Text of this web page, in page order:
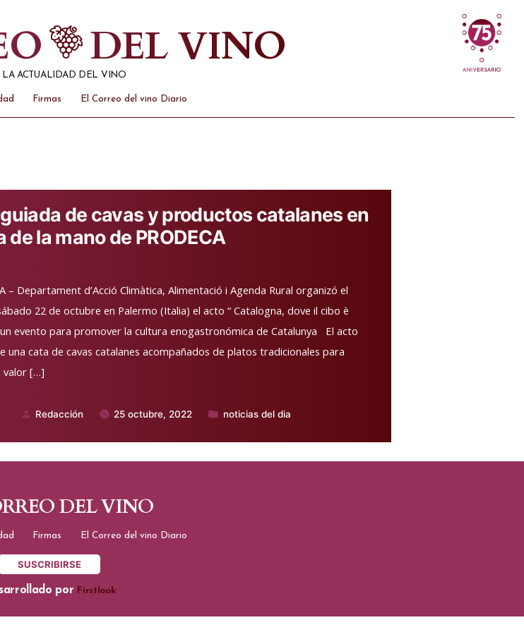
DEL VINO
LA ACTUALIDAD DEL VINO
Firmas El Correo del vino Diario
de cavas y productos catalanes en
de la mano de PRODECA
– Departament d’Acció Climàtica, Alimentació i Agenda Rural organizó el
22 de octubre en Palermo (Italia) el acto “ Catalogna, dove il cibo è
evento para promover la cultura enogastronómica de Catalunya El acto
una cata de cavas catalanes acompañados de platos tradicionales para
valor […]
Publicado
Redacción 25 octubre, 2022
Publicado
noticias del dia
DEL VINO
Firmas El Correo del vino Diario
SUSCRIBIRSE
por Firstlook